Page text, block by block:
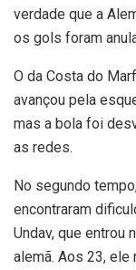
verdade que a
os gols foram
O da Costa do
avançou pela
mas a bola foi
as redes.
No segundo
encontraram
Undav, que entrou
alemã. Aos 23, ele